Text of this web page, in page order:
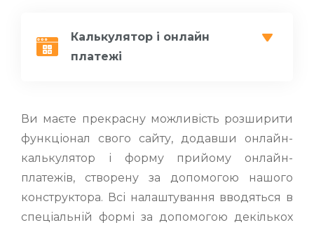
Калькулятор і онлайн
платежі
Ви маєте прекрасну можливість розширити
функціонал свого сайту, додавши онлайн-
калькулятор і форму прийому онлайн-
платежів, створену за допомогою нашого
конструктора. Всі налаштування вводяться в
спеціальній формі за допомогою декількох